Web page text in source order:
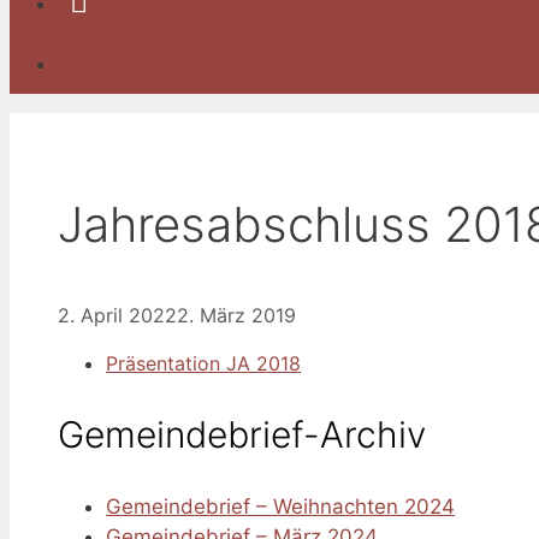
Jahresabschluss
2. April 20222. März 2019
Präsentation JA 2018
Gemeindebrief-Archiv
Gemeindebrief – Weihnachten 2024